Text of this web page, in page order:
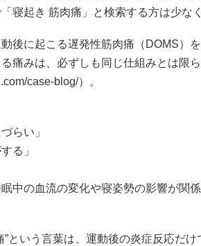
寝起き 筋肉痛」と検索する方は少な
後に起こる遅発性筋肉痛（DOMS）
痛みは、必ずしも同じ仕組みとは限
case-blog/）。
らい」
る」
中の血流の変化や寝姿勢の影響が関
”という言葉は、運動後の炎症反応だ